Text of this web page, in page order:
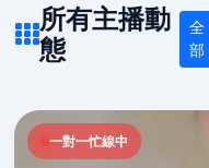
所有主播動
態
全
部
一對一忙線中